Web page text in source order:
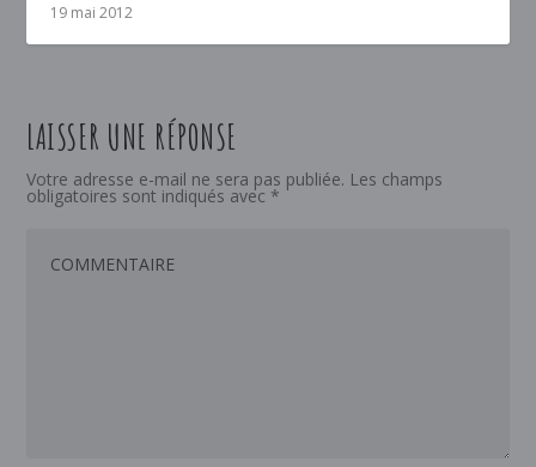
19 mai 2012
LAISSER UNE RÉPONSE
Votre adresse e-mail ne sera pas publiée. Les champs
obligatoires sont indiqués avec *